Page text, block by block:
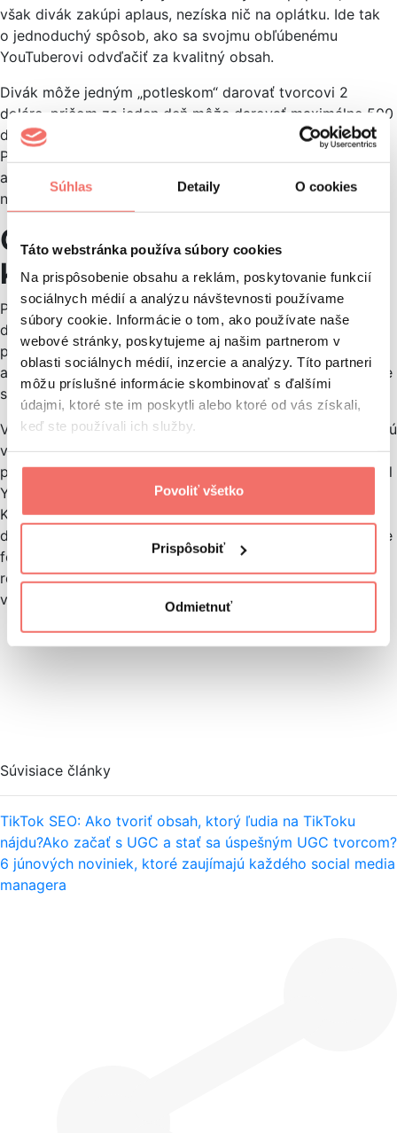
Súhlas Detaily O cookies
Táto webstránka používa súbory cookies
Na prispôsobenie obsahu a reklám, poskytovanie funkcií
sociálnych médií a analýzu návštevnosti používame
súbory cookie. Informácie o tom, ako používate naše
webové stránky, poskytujeme aj našim partnerom v
oblasti sociálnych médií, inzercie a analýzy. Títo partneri
môžu príslušné informácie skombinovať s ďalšími
údajmi, ktoré ste im poskytli alebo ktoré od vás získali,
keď ste používali ich služby.
Povoliť všetko
Prispôsobiť
Odmietnuť
však divák zakúpi aplaus, nezíska nič na oplátku. Ide tak
o jednoduchý spôsob, ako sa svojmu obľúbenému
YouTuberovi odvďačiť za kvalitný obsah.
Divák môže jedným „potleskom“ darovať tvorcovi 2
doláre, pričom za jeden deň môže darovať maximálne 500
dolárov. YouTube si z tejto čiastky inkasuje 30 %.
Podľa Googlu je tento typ podpory úplne anonymný
a o odosielateľovi sa zvyšok publika ani jeho príjemca nič
nedozvedia.
Google raz a navždy ukončil
klasický vzhľad YouTubu
Písal sa august 2017, keď Google uviedol nový vzhľad
domovskej stránky YouTubu. Ešte donedávna mohli
používatelia prepínať medzi obľúbenou oldschoolovou
a modernou verziou. S klasickým vzhľadom sociálnej siete
sme sa však v marci nadobro rozlúčili.
V súčasnosti si už používatelia môžu zobraziť iba modernú
verziu webovej stránky. V čase, kedy sme mali možnosť
prvýkrát zaznamenať zmodernizovanú verziu webu, prišiel
YouTube aj s novým logom a tmavým režimom.
Keďže v roku 2019 YouTube zaznamenal ďalší refresh
dizajnu a pribudli tu funkcie ako livestreaming a vertikálne
formáty videa, je úplne pochopiteľné, prečo sa Google
rozhodol pristúpiť k definitívnemu odstaveniu pôvodnej
verzie.
Súvisiace články
TikTok SEO: Ako tvoriť obsah, ktorý ľudia na TikToku
nájdu?Ako začať s UGC a stať sa úspešným UGC tvorcom?
6 júnových noviniek, ktoré zaujímajú každého social media
managera